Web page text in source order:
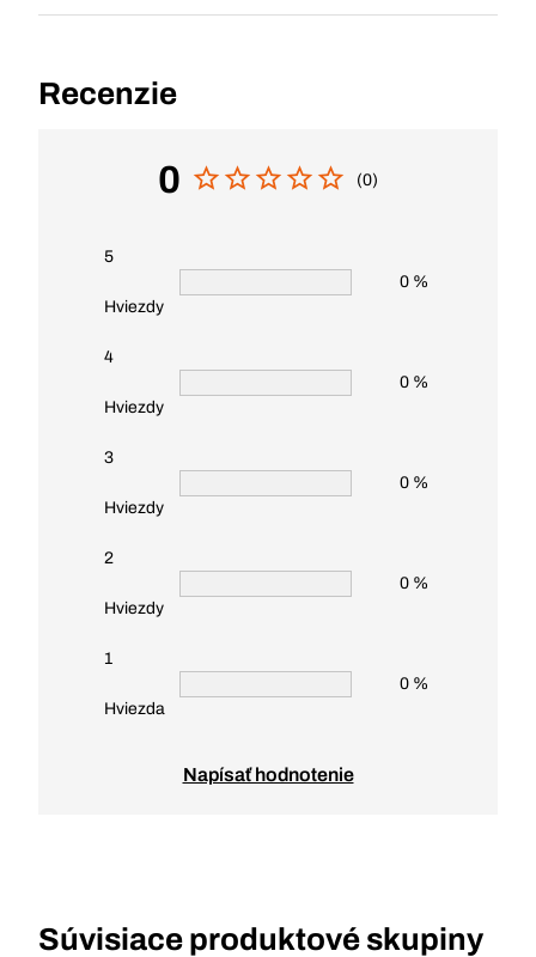
Recenzie
0 (0)
5
Hviezdy
0 %
4
Hviezdy
0 %
3
Hviezdy
0 %
2
Hviezdy
0 %
1
Hviezda
0 %
Napísať hodnotenie
Súvisiace produktové skupiny